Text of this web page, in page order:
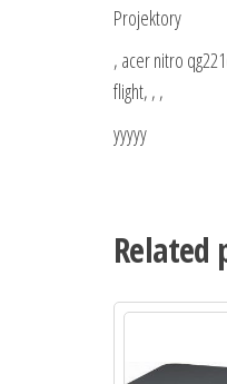
Projektory
, acer nitro
flight, , ,
yyyyy
Related